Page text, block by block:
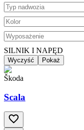
SILNIK I NAPĘD
Wyczyść Pokaż
Škoda
Scala